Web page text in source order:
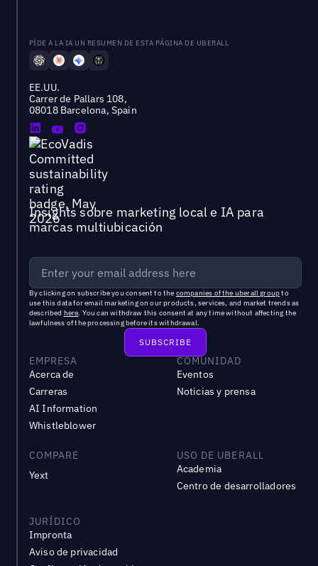
PÍDE A LA IA UN RESUMEN DE ESTA PÁGINA DE UBERALL
EE.UU.
Carrer de Pallars 108,
08018 Barcelona, Spain
Insights sobre marketing local e IA para
marcas multiubicación
By clicking on subscribe you consent to the companies of the uberall groupto
use this data for email marketing on our products, services, and market trends as
described here. You can withdraw this consent at any time without affecting the
lawfulness of the processing before its withdrawal.
EMPRESA
Acerca de
Carreras
AI Information
Whistleblower
COMUNIDAD
Eventos
Noticias y prensa
COMPARE
Yext
USO DE UBERALL
Academia
Centro de desarrolladores
JURÍDICO
Impronta
Aviso de privacidad